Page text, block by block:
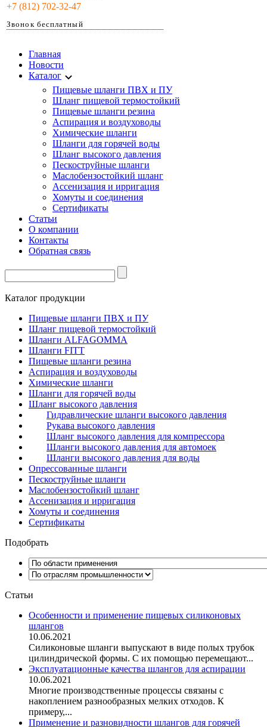
+7 (812) 702-32-47
Звонок бесплатный
Главная
Новости
Каталог
Пищевые шланги ПВХ и ПУ
Шланг пищевой термостойкий
Пищевые шланги резина
Аспирация и воздуховоды
Химические шланги
Шланги для горячей воды
Шланг высокого давления
Пескоструйные шланги
Маслобензостойкий шланг
Ассенизация и ирригация
Хомуты и соединения
Сертификаты
Статьи
О компании
Контакты
Обратная связь
Каталог продукции
Пищевые шланги ПВХ и ПУ
Шланг пищевой термостойкий
Шланги ALFAGOMMA
Шланги FITT
Пищевые шланги резина
Аспирация и воздуховоды
Химические шланги
Шланги для горячей воды
Шланг высокого давления
Гидравлические шланги высокого давления
Рукава высокого давления
Шланг высокого давления для компрессора
Шланги высокого давления для автомоек
Шланги высокого давления для воды
Опрессованные шланги
Пескоструйные шланги
Маслобензостойкий шланг
Ассенизация и ирригация
Хомуты и соединения
Сертификаты
Подобрать
Статьи
Особенности и применение пищевых силиконовых
шлангов
10.06.2021
Силиконовые шланги выпускают в виде полых трубок
цилиндрической формы. С их помощью перемещают...
Эксплуатационные качества шлангов для аспирации
10.06.2021
Многие производственные процессы связаны с
накоплением разнообразных мелких отходов. К
примеру,...
Применение и разновидности шлангов для горячей